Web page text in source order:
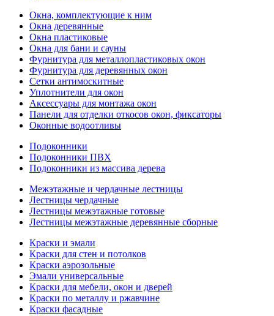
Окна, комплектующие к ним
Окна деревянные
Окна пластиковые
Окна для бани и сауны
Фурнитура для металлопластиковых окон
Фурнитура для деревянных окон
Сетки антимоскитные
Уплотнители для окон
Аксессуары для монтажа окон
Панели для отделки откосов окон, фиксаторы
Оконные водоотливы
Подоконники
Подоконники ПВХ
Подоконники из массива дерева
Межэтажные и чердачные лестницы
Лестницы чердачные
Лестницы межэтажные готовые
Лестницы межэтажные деревянные сборные
Краски и эмали
Краски для стен и потолков
Краски аэрозольные
Эмали универсальные
Краски для мебели, окон и дверей
Краски по металлу и ржавчине
Краски фасадные